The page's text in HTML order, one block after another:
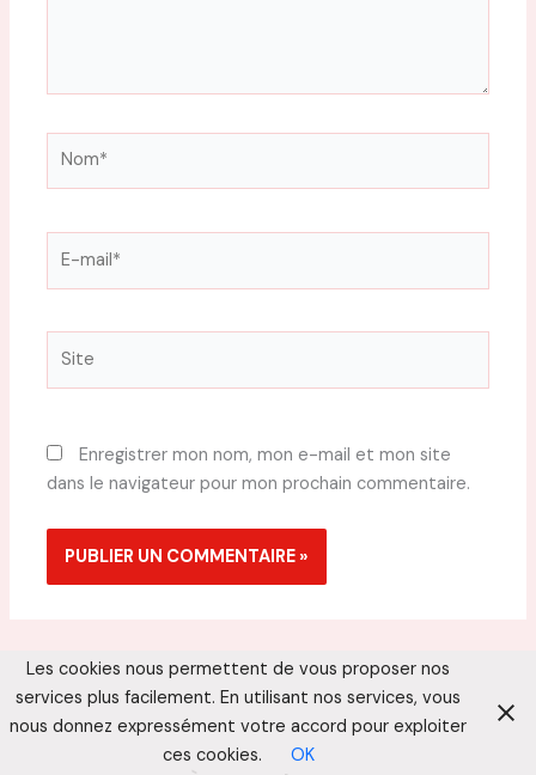
mail*
Enregistrer mon nom, mon e-mail et mon site
dans le navigateur pour mon prochain commentaire.
Les cookies nous permettent de vous proposer nos
services plus facilement. En utilisant nos services, vous
nous donnez expressément votre accord pour exploiter
ces cookies.
OK